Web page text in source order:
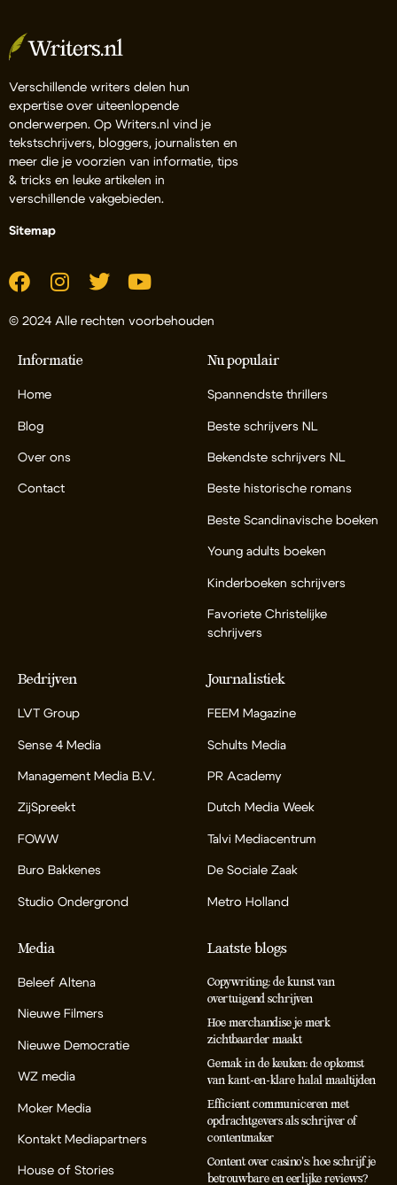
Verschillende writers delen hun
expertise over uiteenlopende
onderwerpen. Op Writers.nl vind je
tekstschrijvers, bloggers, journalisten en
meer die je voorzien van informatie, tips
& tricks en leuke artikelen in
verschillende vakgebieden.
Sitemap
© 2024 Alle rechten voorbehouden
Informatie
Home
Blog
Over ons
Contact
Nu populair
Spannendste thrillers
Beste schrijvers NL
Bekendste schrijvers NL
Beste historische romans
Beste Scandinavische boeken
Young adults boeken
Kinderboeken schrijvers
Favoriete Christelijke
schrijvers
Bedrijven
LVT Group
Sense 4 Media
Management Media B.V.
ZijSpreekt
FOWW
Buro Bakkenes
Studio Ondergrond
Journalistiek
FEEM Magazine
Schults Media
PR Academy
Dutch Media Week
Talvi Mediacentrum
De Sociale Zaak
Metro Holland
Media
Beleef Altena
Nieuwe Filmers
Nieuwe Democratie
WZ media
Moker Media
Kontakt Mediapartners
House of Stories
Laatste blogs
Copywriting: de kunst van
overtuigend schrijven
Hoe merchandise je merk
zichtbaarder maakt
Gemak in de keuken: de opkomst
van kant-en-klare halal maaltijden
Efficient communiceren met
opdrachtgevers als schrijver of
contentmaker
Content over casino’s: hoe schrijf je
betrouwbare en eerlijke reviews?